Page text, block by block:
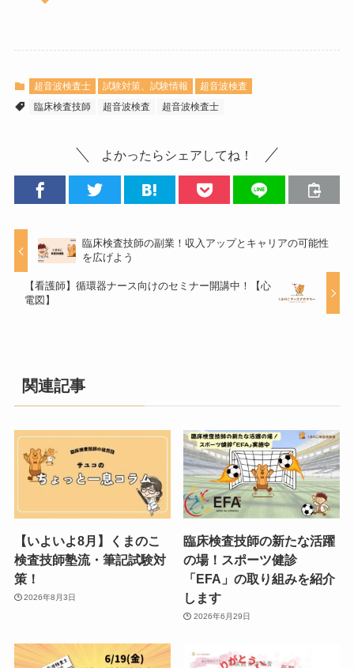
超音波検査士 試験対策、試験情報
超音波検査
臨床検査技師
超音波検査 超音波検査士
よかったらシェアしてね！
臨床検査技師の副業！収入アップとキャリアの可能性
を広げよう
【看護師】循環器ナース向けのセミナー開講中！【心
電図】
関連記事
【いよいよ8月】くまのこ
検査技師塾流・筆記試験対
策！
2026年8月3日
臨床検査技師の新たな活躍
の場！スポーツ健診
「EFA」の取り組みを紹介
します
2026年6月29日